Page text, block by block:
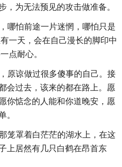
，为无法预见的攻击做准备。
哪怕前途一片迷惘，哪怕只是
一天，会在自己漫长的脚印中
点耐心。
原谅做过很多傻事的自己。接
会过去，该来的都在路上。愿
你惦念的人能和你道晚安，愿
。
笼罩着白茫茫的湖水上，在这
上居然有几只白鹤在昂首东